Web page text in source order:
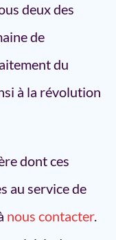
deux des
de
du
à la révolution
dont ces
au service de
nous contacter.